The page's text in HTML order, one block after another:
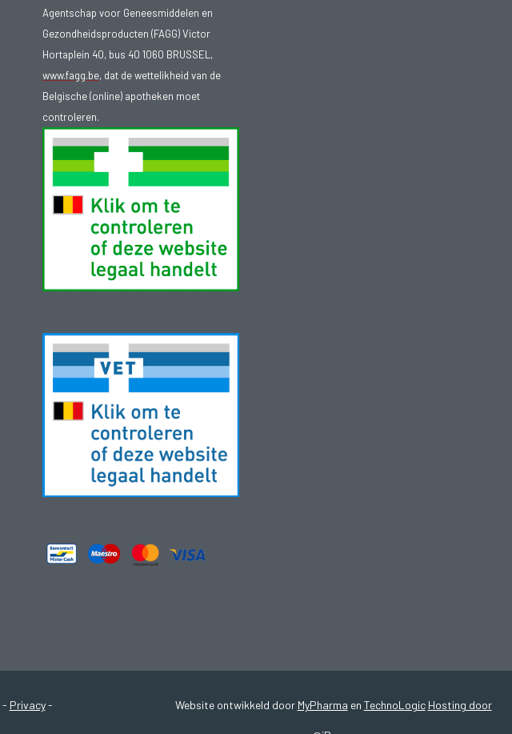
Agentschap voor Geneesmiddelen en
Gezondheidsproducten (FAGG) Victor
Hortaplein 40, bus 40 1060 BRUSSEL,
www.fagg.be, dat de wettelikheid van de
Belgische (online) apotheken moet
controleren.
- Privacy- Website ontwikkeld door MyPharma en TechnoLogic Hosting door